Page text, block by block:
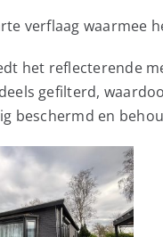
verflaag waarmee
het reflecterende
gefilterd,
beschermd en